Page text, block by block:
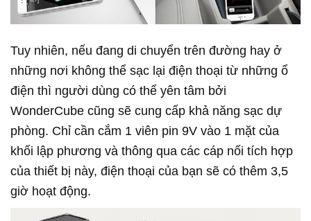
Tuy nhiên, nếu đang di chuyển trên đường hay ở
những nơi không thể sạc lại điện thoại từ những ổ
điện thì người dùng có thể yên tâm bởi
WonderCube cũng sẽ cung cấp khả năng sạc dự
phòng. Chỉ cần cắm 1 viên pin 9V vào 1 mặt của
khối lập phương và thông qua các cáp nối tích hợp
của thiết bị này, điện thoại của bạn sẽ có thêm 3,5
giờ hoạt động.